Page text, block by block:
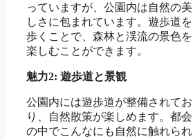
っていますが、公園内は自然の美
しさに包まれています。遊歩道を
歩くことで、森林と渓流の景色を
楽しむことができます。
魅力2: 遊歩道と景観
公園内には遊歩道が整備されてお
り、自然散策が楽しめます。都会
の中でこんなにも自然に触れられ